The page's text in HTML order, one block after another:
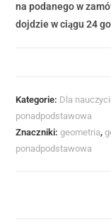
na podanego w
dojdzie w ciągu 24
Kategorie: Dla
ponadpodstawowa
Znaczniki:geometria,
ponadpodstawowa